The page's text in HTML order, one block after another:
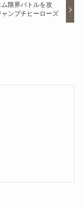
ム限界バトルを攻
ンプチヒーローズ